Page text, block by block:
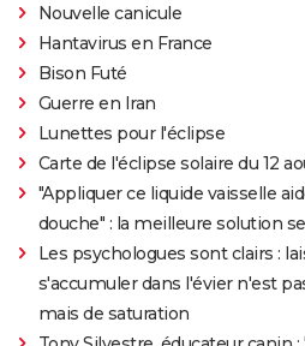
Nouvelle canicule
Hantavirus en France
Bison Futé
Guerre en Iran
Lunettes pour l'éclipse
Carte de l'éclipse solaire du 12
"Appliquer ce liquide vaisselle
douche" : la meilleure solution
Les psychologues sont clairs :
s'accumuler dans l'évier n'est
mais de saturation